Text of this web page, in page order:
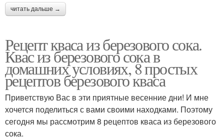
читать дальше →
Рецепт кваса из березового сока.
Квас из березового сока в
домашних условиях, 8 простых
рецептов березового кваса
Приветствую Вас в эти приятные весенние дни! И мне
хочется поделиться с вами своими находками. Поэтому
сегодня мы рассмотрим 8 рецептов кваса из березового
сока.